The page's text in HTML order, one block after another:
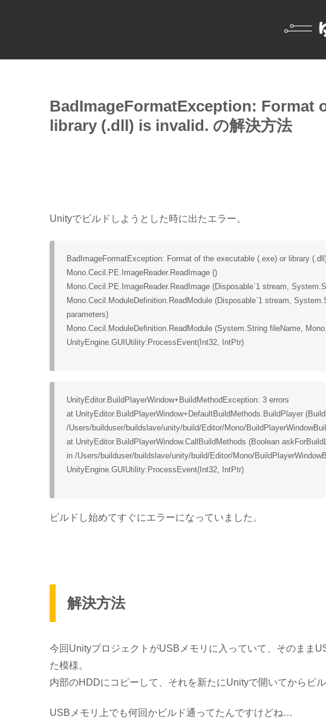
BadImageFormatException: Format
library (.dll) is invalid. の解決方法
Unityでビルドしようとした時に出たエラー。
BadImageFormatException: Format of the executable (.exe) or library
Mono.Cecil.PE.ImageReader.ReadImage ()
Mono.Cecil.PE.ImageReader.ReadImage (Disposable`1 stream,
Mono.Cecil.ModuleDefinition.ReadModule (Disposable`1 stream,
parameters)
Mono.Cecil.ModuleDefinition.ReadModule (System.String fileName,
UnityEngine.GUIUtility:ProcessEvent(Int32, IntPtr)
UnityEditor.BuildPlayerWindow+BuildMethodException: 3 errors
at UnityEditor.BuildPlayerWindow+DefaultBuildMethods.BuildPlayer
/Users/builduser/buildslave/unity/build/Editor/Mono/
at UnityEditor.BuildPlayerWindow.CallBuildMethods (Boolean
in /Users/builduser/buildslave/unity/build/Editor/Mono/
UnityEngine.GUIUtility:ProcessEvent(Int32, IntPtr)
ビルドし始めてすぐにエラーになっていました。
解決方法
今回UnityプロジェクトがUSBメモリに入っていて、そのまま
た模様。
内部のHDDにコピーして、それを新たにUnityで開いてからビ
USBメモリ上でも何回かビルド通ってたんですけどね…